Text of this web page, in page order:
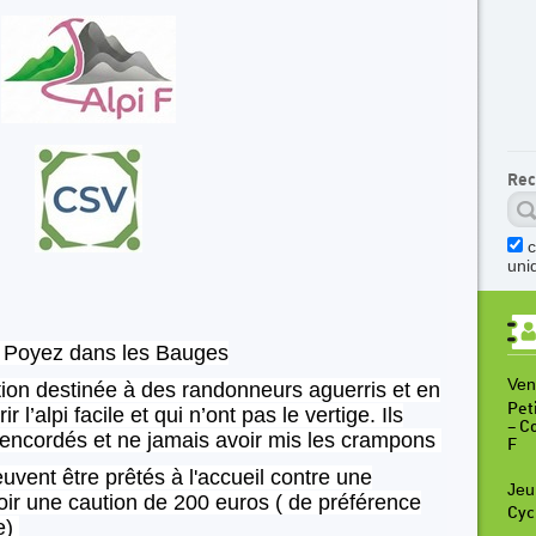
dans les Bauges
destinée à des randonneurs aguerris et en
l’alpi facile et qui n’ont pas le vertige. Ils
et ne jamais avoir mis les crampons
être prêtés à l'accueil contre une
une caution de 200 euros ( de préférence
–
F